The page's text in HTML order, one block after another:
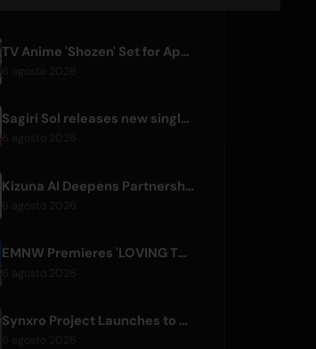
TV Anime 'Shozen' Set for April 2027 Premiere on Fuji TV
Sagiri Sol releases new single 'next to your love' after hiatus
6 agosto 2026
Kizuna AI Deepens Partnership with Asobisystem Ahead of 10th Anniversary World Tour
EMNW Premieres 'LOVING TO GET US BY' Music Video on August 7
6 agosto 2026
Synxro Project Launches to Create New IP from Fictional Anime Openings